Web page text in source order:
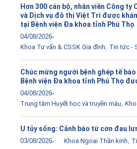
Hơn 300 cán bộ, nhân viên Công ty
và Dịch vụ đô thị Việt Trì được
tại Bệnh viện Đa khoa tỉnh Phú Thọ
04/08/2026
Khoa Tư vấn & CSSK Gia đình, Tin tức -
Chúc mừng người bệnh ghép tế
Bệnh viện Đa khoa tỉnh Phú Thọ
04/08/2026
Trung tâm Huyết học và truyền máu,
U tủy sống: Cảnh báo từ cơn đau
03/08/2026 Khoa Ngoại Thần kinh,